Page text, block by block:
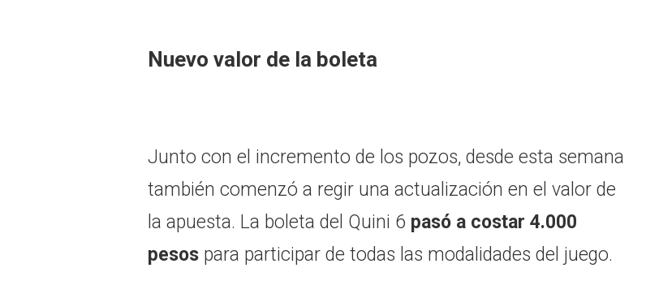
Nuevo valor de la boleta
Junto con el incremento de los pozos, desde esta semana
también comenzó a regir una actualización en el valor de
la apuesta. La boleta del Quini 6 pasó a costar 4.000
pesos para participar de todas las modalidades del juego.